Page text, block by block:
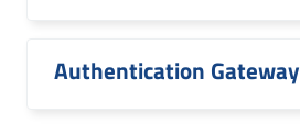
Authentication Gateway